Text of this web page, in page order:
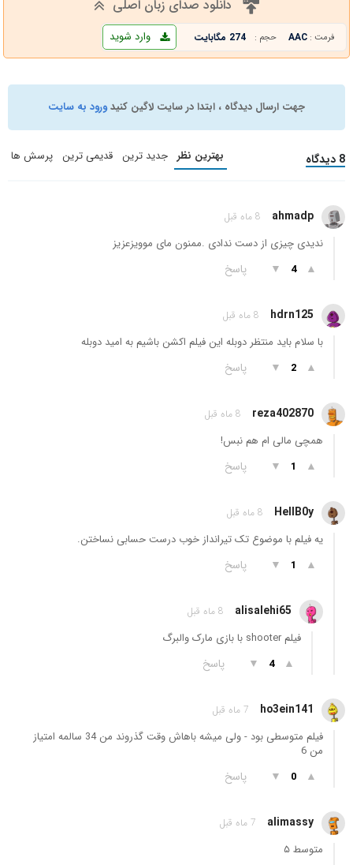
دانلود صدای زبان اصلی
فرمت : AAC حجم : 274 مگابایت وارد شوید
جهت ارسال دیدگاه ، ابتدا در سایت لاگین کنیدورود به سایت
8 دیدگاه بهترین نظر جدید ترین قدیمی ترین پرسش ها
ahmadp 8 ماه قبل
ندیدی چیزی از دست ندادی .ممنون مای موویزعزیز
▲
4
▼ پاسخ
hdrn125 8 ماه قبل
با سلام باید منتظر دوبله این فیلم اکشن باشیم به امید دوبله
▲
2
▼ پاسخ
reza402870 8 ماه قبل
همچی مالی ام هم نبس!
▲
1
▼ پاسخ
HellB0y 8 ماه قبل
یه فیلم با موضوع تک تیرانداز خوب درست حسابی نساختن.
▲
1
▼ پاسخ
alisalehi65 8 ماه قبل
فیلم shooter با بازی مارک والبرگ
▲
4
▼ پاسخ
ho3ein141 7 ماه قبل
فیلم متوسطی بود - ولی میشه باهاش وقت گذروند من 34 سالمه امتیاز
من 6
▲
0
▼ پاسخ
alimassy 7 ماه قبل
متوسط ۵